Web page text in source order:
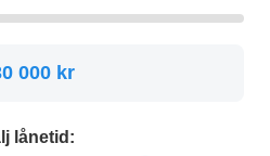
000 kr
lånetid: